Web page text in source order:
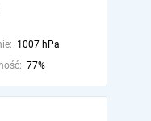
1007 hPa
77%